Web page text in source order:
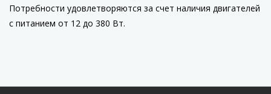
Потребности удовлетворяются за счет наличия двигателей
с питанием от 12 до 380 Вт.